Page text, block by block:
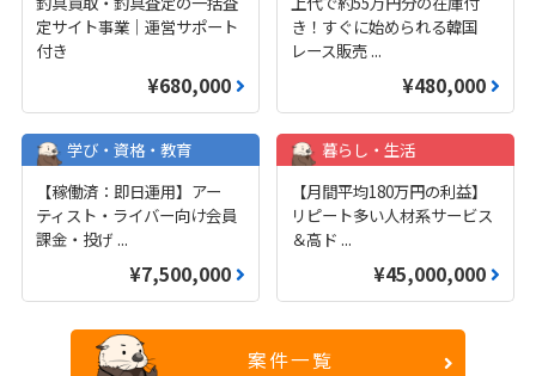
定サイト事業｜運営サポート
付き
¥680,000
き！すぐに始められる韓国
レース販売 ...
¥480,000
学び・資格・教育
【稼働済：即日運用】アー
ティスト・ライバー向け会員
課金・投げ ...
¥7,500,000
暮らし・生活
【月間平均180万円の利益】
リピート多い人材系サービス
＆高ド ...
¥45,000,000
案件一覧